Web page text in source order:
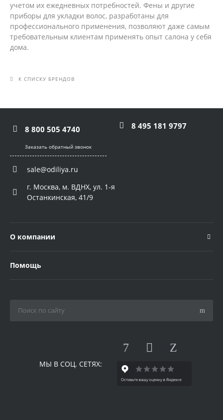
учетом их ежедневных потребностей. Фены и другие
приборы для укладки волос, разработаны для
профессионального применения, позволяют даже самым
требовательным клиентам применять опыт салона у себя
дома.
К СПИСКУ БРЕНДОВ
8 800 505 4740 8 495 181 9797
Заказать обратный звонок
sale@odiliya.ru
г. Москва, м. ВДНХ, ул. 1-я
Останкинская, 41/9
О компании
Помощь
МЫ В СОЦ. СЕТЯХ: